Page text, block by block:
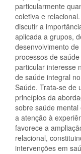
particularmente
coletiva e
discutir a
aplicada a grupos,
desenvolvimento de
processos de
particular interesse
de saúde integral
Saúde. Trata-se de
princípios da
sobre saúde
a atenção à
favorece a
relacional,
intervenções em